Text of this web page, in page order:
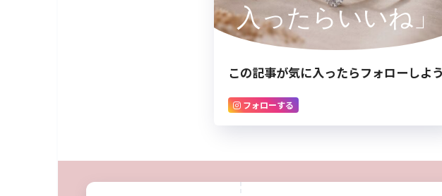
入ったらいいね」
この記事が気に入ったらフォローしよう
フォローする